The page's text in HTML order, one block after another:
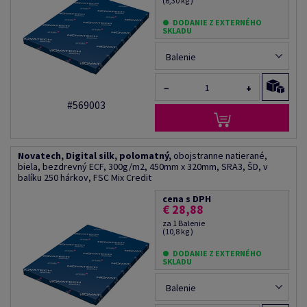
#569003
DODANIE Z EXTERNÉHO
SKLADU
Balenie
− +
Novatech, Digital silk, polomatný, obojstranne natierané,
biela, bezdrevný ECF, 300g/m2, 450mm x 320mm, SRA3, ŠD, v
balíku 250 hárkov, FSC Mix Credit
cena s DPH
€ 28,88
za 1 Balenie
(10,8 kg )
DODANIE Z EXTERNÉHO
SKLADU
Balenie